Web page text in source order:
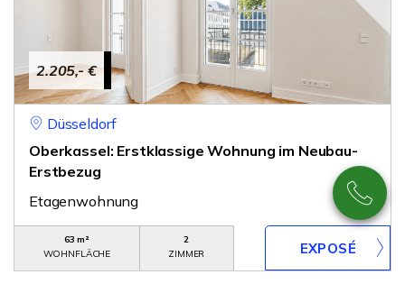
2.205,- €
Düsseldorf
Oberkassel: Erstklassige Wohnung im Neubau-
Erstbezug
Etagenwohnung
63 m²
WOHNFLÄCHE
2
ZIMMER